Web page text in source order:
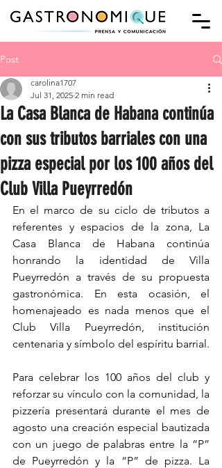
Post
La Casa Blanca de Habana continúa
con sus tributos barriales con una
pizza especial por los 100 años del
Club Villa Pueyrredón
carolina1707
Jul 31, 2025 2 min read
En el marco de su ciclo de tributos a
referentes y espacios de la zona, La
Casa Blanca de Habana continúa
honrando la identidad de Villa
Pueyrredón a través de su propuesta
gastronómica. En esta ocasión, el
homenajeado es nada menos que el
Club Villa Pueyrredón, institución
centenaria y símbolo del espíritu barrial.
Para celebrar los 100 años del club y
reforzar su vínculo con la comunidad, la
pizzería presentará durante el mes de
agosto una creación especial bautizada
con un juego de palabras entre la “P”
de Pueyrredón y la “P” de pizza. La